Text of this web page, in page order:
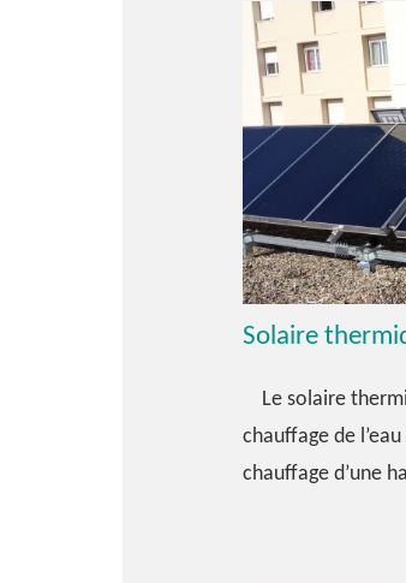
Solaire
Le solaire
chauffage de
chauffage d’une